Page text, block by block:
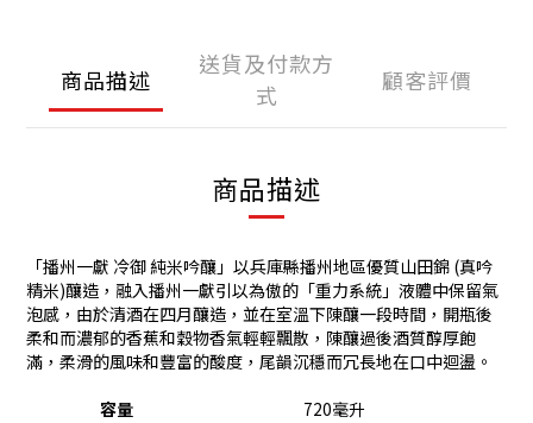
商品描述
送貨及付款方
式
顧客評價
商品描述
「播州一獻 冷御 純米吟釀」以兵庫縣播州地區優質山田錦 (真吟
精米)釀造，融入播州一獻引以為傲的「重力系統」液體中保留氣
泡感，由於清酒在四月釀造，並在室溫下陳釀一段時間，開瓶後
柔和而濃郁的香蕉和穀物香氣輕輕飄散，陳釀過後酒質醇厚飽
滿，柔滑的風味和豐富的酸度，尾韻沉穩而冗長地在口中迴盪。
容量
720毫升